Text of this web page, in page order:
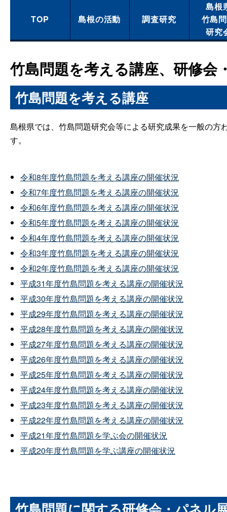
TOP 島根の活動 調査研究
島根
竹島
研究
竹島問題を考える講座、研修会
竹島問題を考える講座
島根県では、竹島問題研究会等による研究成果を一般の
す。
令和8年度竹島問題を考える講座の開催状況
令和7年度竹島問題を考える講座の開催状況
令和6年度竹島問題を考える講座の開催状況
令和5年度竹島問題を考える講座の開催状況
令和4年度竹島問題を考える講座の開催状況
令和3年度竹島問題を考える講座の開催状況
令和2年度竹島問題を考える講座の開催状況
平成31年度竹島問題を考える講座の開催状況
平成30年度竹島問題を考える講座の開催状況
平成29年度竹島問題を考える講座の開催状況
平成28年度竹島問題を考える講座の開催状況
平成27年度竹島問題を考える講座の開催状況
平成26年度竹島問題を考える講座の開催状況
平成25年度竹島問題を考える講座の開催状況
平成24年度竹島問題を考える講座の開催状況
平成23年度竹島問題を考える講座の開催状況
平成22年度竹島問題を考える講座の開催状況
平成21年度竹島問題を学ぶ会の開催状況
平成20年度竹島問題を学ぶ講座の開催状況